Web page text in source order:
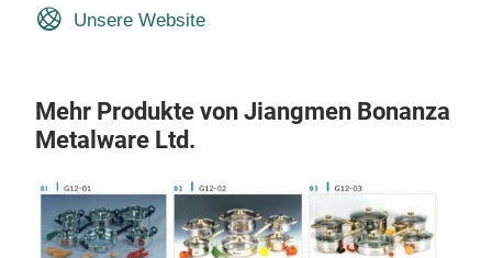
Unsere Website
Mehr Produkte von Jiangmen Bonanza
Metalware Ltd.